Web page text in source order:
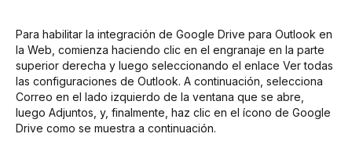
Para habilitar la integración de Google Drive para Outlook en
la Web, comienza haciendo clic en el engranaje en la parte
superior derecha y luego seleccionando el enlace Ver todas
las configuraciones de Outlook. A continuación, selecciona
Correo en el lado izquierdo de la ventana que se abre,
luego Adjuntos, y, finalmente, haz clic en el ícono de Google
Drive como se muestra a continuación.